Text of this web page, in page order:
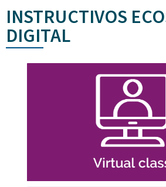
INSTRUCTIVOS
DIGITAL
Ingresar